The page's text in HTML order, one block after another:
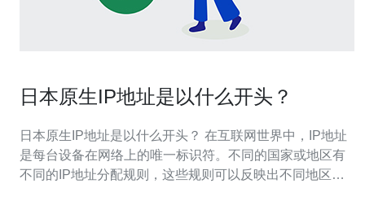
日本原生IP地址是以什么开头？
日本原生IP地址是以什么开头？ 在互联网世界中，IP地址
是每台设备在网络上的唯一标识符。不同的国家或地区有
不同的IP地址分配规则，这些规则可以反映出不同地区的